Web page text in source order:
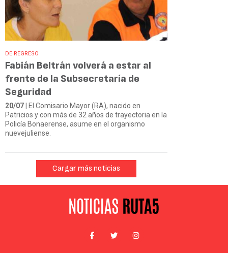
DE REGRESO
Fabián Beltrán volverá a estar al
frente de la Subsecretaría de
Seguridad
20/07 | El Comisario Mayor (RA), nacido en
Patricios y con más de 32 años de trayectoria en la
Policía Bonaerense, asume en el organismo
nuevejuliense.
Cargar más noticias